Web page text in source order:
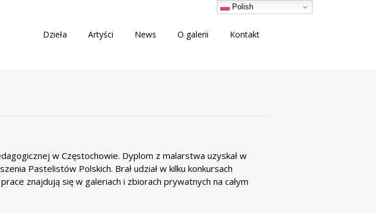
S
e
n
t
Dzieła Artyści News O galerii Kontakt
w Częstochowie. Dyplom z malarstwa uzyskał w
Pastelistów Polskich. Brał udział w kilku konkursach
znajdują się w galeriach i zbiorach prywatnych na całym
Polish